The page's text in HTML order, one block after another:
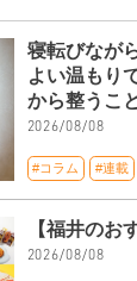
寝転びなが
よい温もり
から整うこ
2026/08/08
#コラム #連載
【福井のお
2026/08/08